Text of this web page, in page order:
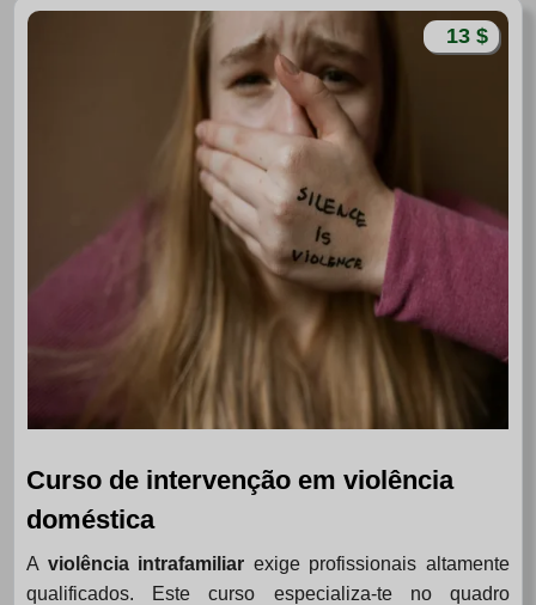
Curso de intervenção em violência
doméstica
13 $
A violência intrafamiliar exige profissionais altamente
qualificados. Este curso especializa-te no quadro